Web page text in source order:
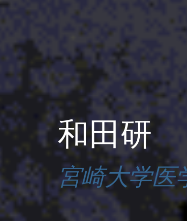
和田研
宮崎大学医